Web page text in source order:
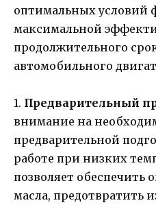
оптимальных условий
максимальной
продолжительного
автомобильного
1. Предварительный
внимание на
предварительной
работе при низких
позволяет обеспечить
масла, предотвратить